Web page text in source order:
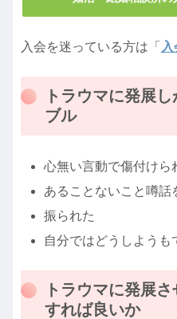
入会を迷っている方は「
トラウマに発展
ブル
心無い言動で傷付けら
あることないこと噂話
振られた
自分ではどうしようも
トラウマに発展
すれば良いか